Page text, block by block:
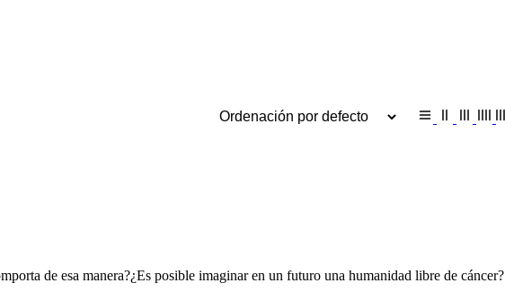
de esa manera?¿Es posible imaginar en un futuro una humanidad libre de cáncer?